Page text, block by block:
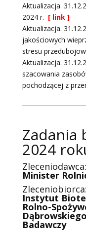
Aktualizacja.
2024 r. [ link ]
Aktualizacja.
jakościowych
stresu
Aktualizacja.
szacowania
pochodzącej z
Zadania
2024
Zleceniodawca:
Minister
Zleceniobiorca:
Instytut
Rolno-
Badawczy